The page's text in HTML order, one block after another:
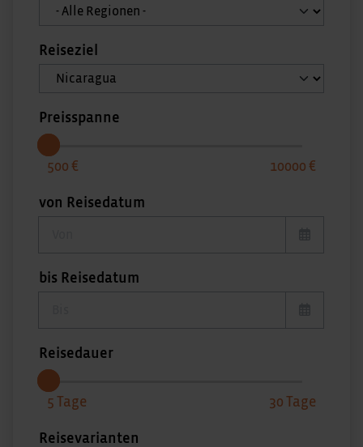
Reiseziel
Preisspanne
500 10000
von Reisedatum
bis Reisedatum
Reisedauer
5 30
Reisevarianten